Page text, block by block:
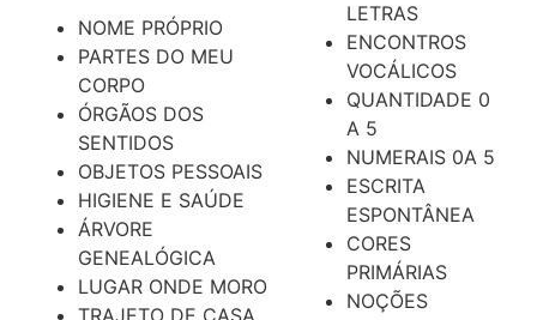
NOME PRÓPRIO
PARTES DO MEU
CORPO
ÓRGÃOS DOS
SENTIDOS
OBJETOS PESSOAIS
HIGIENE E SAÚDE
ÁRVORE
GENEALÓGICA
LUGAR ONDE MORO
LETRAS
ENCONTROS
VOCÁLICOS
QUANTIDADE 0
A 5
NUMERAIS 0A 5
ESCRITA
ESPONTÂNEA
CORES
PRIMÁRIAS
NOÇÕES